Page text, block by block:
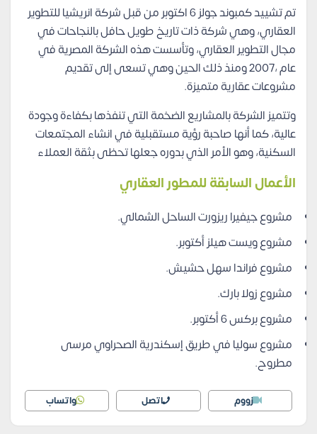
تم تشييد كمبوند جولز 6 اكتوبر من قبل شركة انريشيا للتطوير
العقاري، وهي شركة ذات تاريخ طويل حافل بالنجاحات في
مجال التطوير العقاري، وتأسست هذه الشركة المصرية في
عام ،2007 ومنذ ذلك الحين وهي تسعى إلى تقديم
مشروعات عقارية متميزة.
وتتميز الشركة بالمشاريع الضخمة التي تنفذها بكفاءة وجودة
عالية، كما أنها صاحبة رؤية مستقبلية في انشاء المجتمعات
السكنية، وهو الأمر الذي بدوره جعلها تحظى بثقة العملاء
الأعمال السابقة للمطور العقاري
مشروع جيفيرا ريزورت الساحل الشمالي.
مشروع ويست هيلز أكتوبر.
مشروع فراندا سهل حشيش.
مشروع زولا بارك.
مشروع بركس 6 أكتوبر.
مشروع سوليا في طريق إسكندرية الصحراوي مرسى
مطروح.
زووم اتصل واتساب